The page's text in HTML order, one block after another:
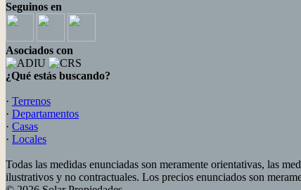
Seguinos en
Asociados con
¿Qué estás buscando?
· Terrenos
· Departamentos
· Casas
· Locales
Todas las medidas enunciadas son meramente orientativas, las
ilustrativos y no contractuales. Los precios enunciados son